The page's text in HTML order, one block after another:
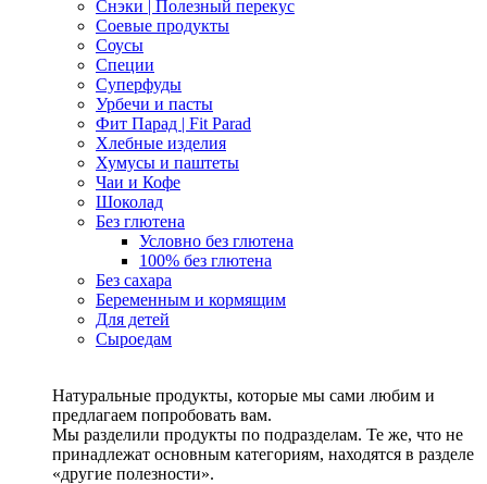
Снэки | Полезный перекус
Соевые продукты
Соусы
Специи
Суперфуды
Урбечи и пасты
Фит Парад | Fit Parad
Хлебные изделия
Хумусы и паштеты
Чаи и Кофе
Шоколад
Без глютена
Условно без глютена
100% без глютена
Без сахара
Беременным и кормящим
Для детей
Сыроедам
Натуральные продукты, которые мы сами любим и
предлагаем попробовать вам.
Мы разделили продукты по подразделам. Те же, что не
принадлежат основным категориям, находятся в разделе
«другие полезности».